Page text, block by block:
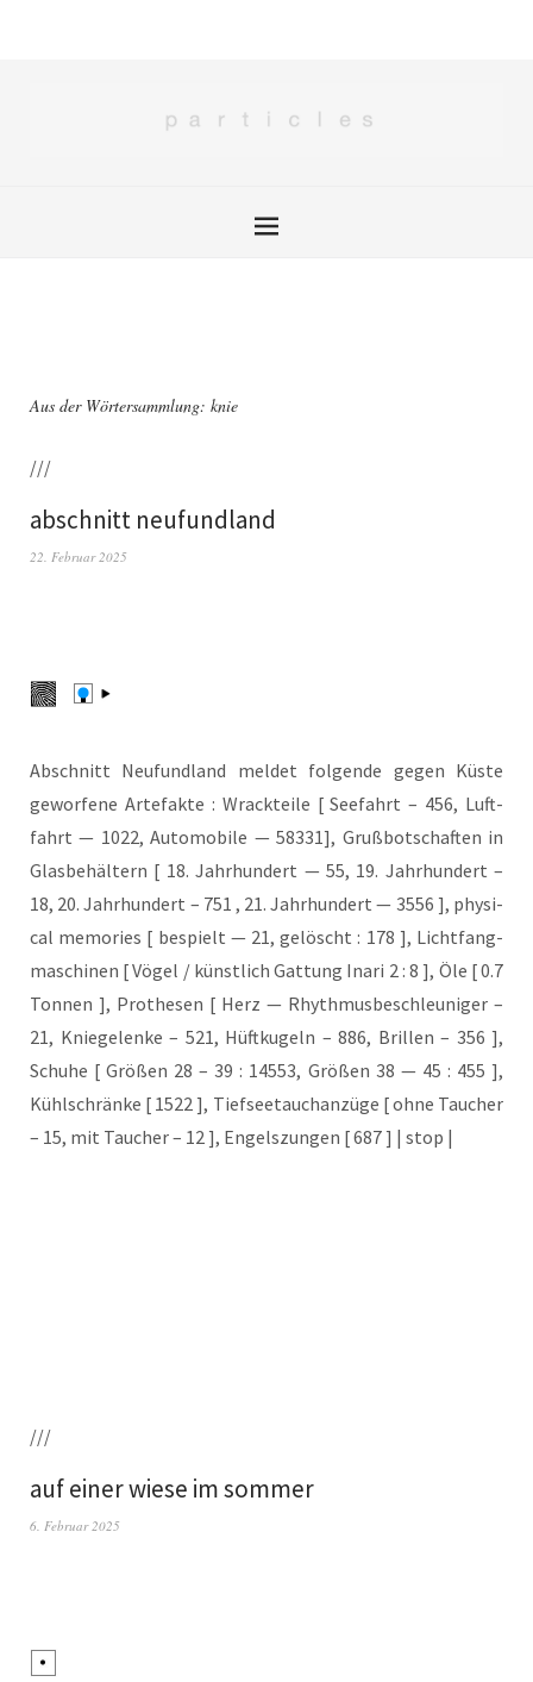
Aus der Wörtersammlung: knie
///
abschnitt neufundland
22. Februar 2025
Abschnitt Neu­fund­land mel­det fol­gen­de gegen Küs­te
gewor­fe­ne Arte­fak­te : Wrack­tei­le [ See­fahrt – 456, Luft­
fahrt — 1022, Auto­mo­bi­le — 58331], Gruß­bot­schaf­ten in
Glas­be­häl­tern [ 18. Jahr­hun­dert — 55, 19. Jahr­hun­dert –
18, 20. Jahr­hun­dert – 751 , 21. Jahr­hun­dert — 3556 ], phy­si­
cal memo­ries [ bespielt — 21, gelöscht : 178 ], Licht­fang­
ma­schi­nen [ Vögel / künst­lich Gat­tung Ina­ri 2 : 8 ], Öle [ 0.7
Ton­nen ], Pro­the­sen [ Herz — Rhyth­mus­be­schleu­ni­ger –
21, Knie­ge­len­ke – 521, Hüft­ku­geln – 886, Bril­len – 356 ],
Schu­he [ Grö­ßen 28 – 39 : 14553, Grö­ßen 38 — 45 : 455 ],
Kühl­schrän­ke [ 1522 ], Tief­see­tauch­an­zü­ge [ ohne Tau­cher
– 15, mit Tau­cher – 12 ], Engels­zun­gen [ 687 ] | stop |
///
auf einer wiese im sommer
6. Februar 2025